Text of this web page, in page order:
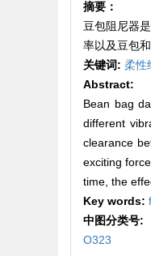
摘要：
豆包阻尼器
率以及豆包
关键词: 柔性
Abstract:
Bean bag
different
clearance
exciting
time, the
Key words:
中图分类号:
O323